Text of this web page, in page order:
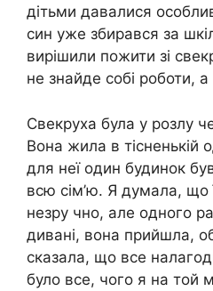
дітьми давалися
син уже збирався за
вирішили пожити зі
не знайде собі роботи,
Свекруха була у розлу
Вона жила в тісненькій
для неї один будинок
всю сім’ю. Я думала, що
незру чно, але одного
дивані, вона прийшла,
сказала, що все
було все, чого я на той